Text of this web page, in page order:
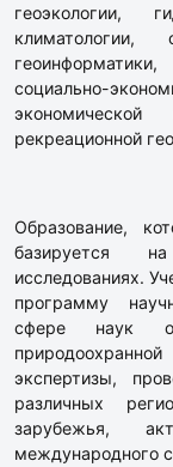
геоэкологии,
климатологии,
социально-
рекреационной
Образование,
базируется
исследованиях.
программу
сфере наук
экспертизы,
различных
зарубежья,
международного